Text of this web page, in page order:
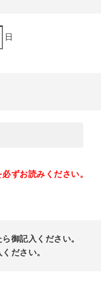
日
ずお読みください。
御記入ください。
ださい。